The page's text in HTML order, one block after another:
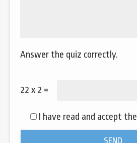
Answer the quiz correctly.
22 x 2 =
I have read and accept the